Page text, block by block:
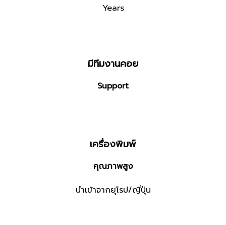
Years
มีทีมงานคอย
Support
เครื่องพิมพ์
คุณภาพสูง
นำเข้าจากยุโรป/ญี่ปุ่น